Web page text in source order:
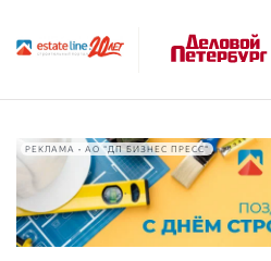
РЕКЛАМА • АО "ДП БИЗНЕС ПРЕСС"